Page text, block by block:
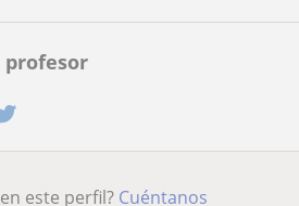
profesor
este perfil? Cuéntanos